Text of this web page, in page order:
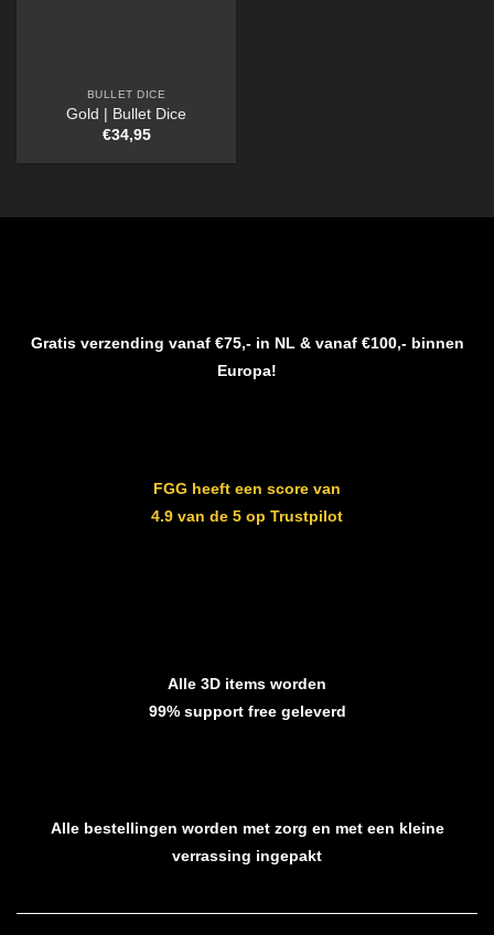
BULLET DICE
Gold | Bullet Dice
€34,95
Gratis verzending vanaf €75,- in NL & vanaf €100,- binnen
Europa!
FGG heeft een score van
4.9 van de 5 op Trustpilot
Alle 3D items worden
99% support free geleverd
Alle bestellingen worden met zorg en met een kleine
verrassing ingepakt